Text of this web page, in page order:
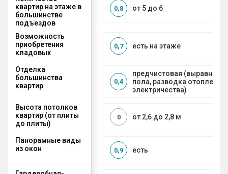
квартир на этаже в
большинстве
подъездов
от 5 до 6
0,8
Возможность
приобретения
кладовых
есть на этаже
0,7
Отделка
большинства
квартир
предчистовая
пола, разводка отопления
электричества)
0,4
Высота потолков
квартир (от плиты
до плиты)
от 2,6 до 2,8 м
0
Панорамные виды
из окон
есть
0,9